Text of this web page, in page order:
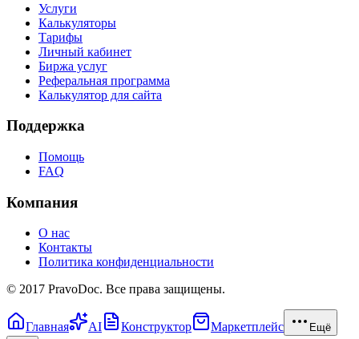
Услуги
Калькуляторы
Тарифы
Личный кабинет
Биржа услуг
Реферальная программа
Калькулятор для сайта
Поддержка
Помощь
FAQ
Компания
О нас
Контакты
Политика конфиденциальности
© 2017 PravoDoc. Все права защищены.
Главная AI Конструктор Маркетплейс Ещё